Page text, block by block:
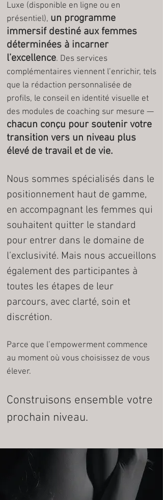
Luxe (disponible en ligne ou en
présentiel), un programme
immersif destiné aux femmes
déterminées à incarner
l’excellence. Des services
complémentaires viennent l’enrichir, tels
que la rédaction personnalisée de
profils, le conseil en identité visuelle et
des modules de coaching sur mesure —
chacun conçu pour soutenir votre
transition vers un niveau plus
élevé de travail et de vie.
Nous sommes spécialisés dans le
positionnement haut de gamme,
en accompagnant les femmes qui
souhaitent quitter le standard
pour entrer dans le domaine de
l’exclusivité. Mais nous accueillons
également des participantes à
toutes les étapes de leur
parcours, avec clarté, soin et
discrétion.
Parce que l’empowerment commence
au moment où vous choisissez de vous
élever.
Construisons ensemble votre
prochain niveau.